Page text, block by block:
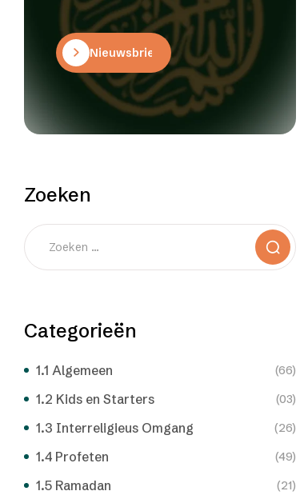
Nieuwsbrief
Zoeken
Categorieën
1.1 Algemeen (66)
1.2 Kids en Starters (03)
1.3 Interreligieus Omgang (26)
1.4 Profeten (49)
1.5 Ramadan (21)